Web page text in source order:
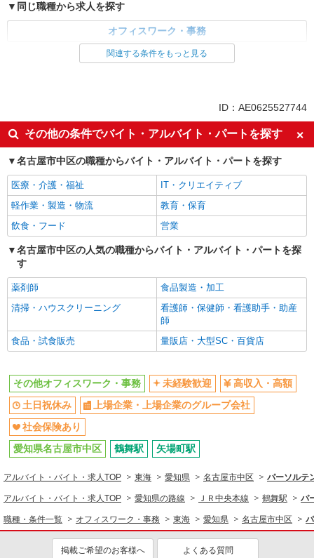
同じ職種から求人を探す
オフィスワーク・事務
同じ特徴から求人を探す関連する条件をもっと見る
ID：AE0625527744
その他の条件でバイト・アルバイト・パートを探す
名古屋市中区の職種からバイト・アルバイト・パートを探す
医療・介護・福祉
IT・クリエイティブ
軽作業・製造・物流
教育・保育
飲食・フード
営業
名古屋市中区の人気の職種からバイト・アルバイト・パートを探
す
薬剤師
食品製造・加工
清掃・ハウスクリーニング
看護師・保健師・看護助手・助産
師
食品・試食販売
量販店・大型SC・百貨店
その他オフィスワーク・事務 未経験歓迎
高収入・高額
土日祝休み
上場企業・上場企業のグループ会社
社会保険あり
愛知県名古屋市中区
鶴舞駅 矢場町駅
アルバイト・バイト・求人TOP 東海 愛知県 名古屋市中区 パーソルテ
アルバイト・バイト・求人TOP 愛知県の路線 ＪＲ中央本線 鶴舞駅 パ
職種・条件一覧 オフィスワーク・事務 東海 愛知県 名古屋市中区
掲載ご希望のお客様へ よくある質問